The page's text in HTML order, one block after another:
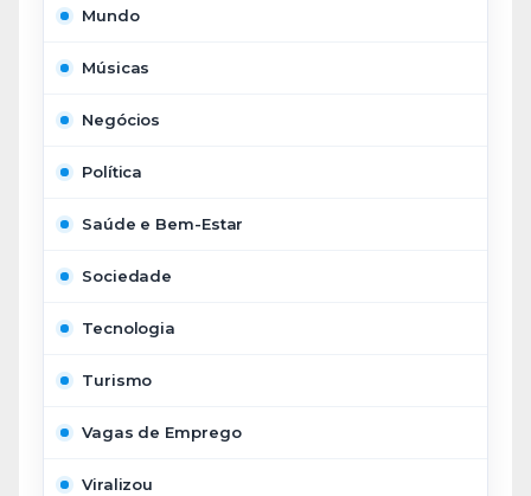
Mundo
Músicas
Negócios
Política
Saúde e Bem-Estar
Sociedade
Tecnologia
Turismo
Vagas de Emprego
Viralizou